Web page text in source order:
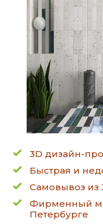
3D дизайн-
Быстрая и
Самовывоз из
Фирменный
Петербурге